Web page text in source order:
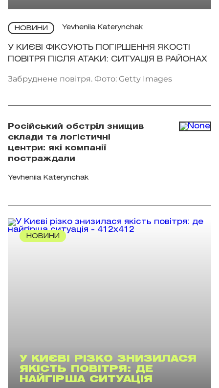
НОВИНИ Yevheniia Katerynchak
У КИЄВІ ФІКСУЮТЬ ПОГІРШЕННЯ ЯКОСТІ
ПОВІТРЯ ПІСЛЯ АТАКИ: СИТУАЦІЯ В РАЙОНАХ
Забруднене повітря. Фото: Getty Images
Російський обстріл знищив
склади та логістичні
центри: які компанії
постраждали
Yevheniia Katerynchak
НОВИНИ
У КИЄВІ РІЗКО ЗНИЗИЛАСЯ
ЯКІСТЬ ПОВІТРЯ: ДЕ
НАЙГІРША СИТУАЦІЯ